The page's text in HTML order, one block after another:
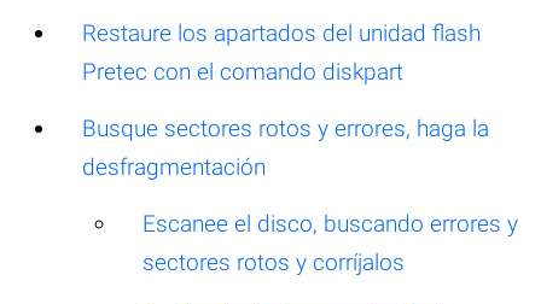
Restaure los apartados del unidad flash
Pretec con el comando diskpart
Busque sectores rotos y errores, haga la
desfragmentación
Escanee el disco, buscando errores y
sectores rotos y corríjalos